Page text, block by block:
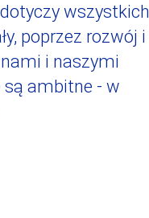
wszystkich
poprzez rozwój i
i naszymi
ambitne - w